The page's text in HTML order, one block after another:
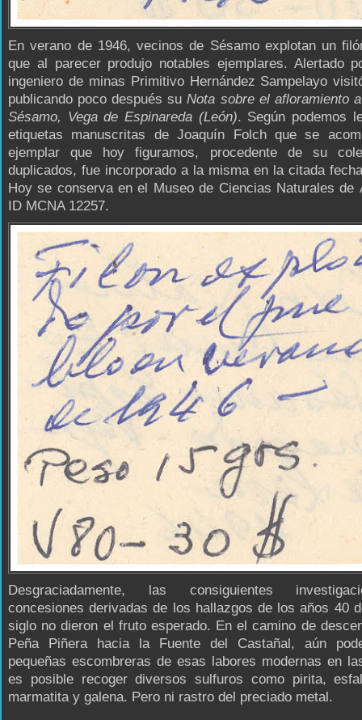
En verano de 1946, vecinos de Sésamo explotan un
que al parecer produjo notables ejemplares. Alertado
ingeniero de minas Primitivo Hernández Sampelayo
publicando poco después suNota sobre el afloramiento
Sésamo, Vega de Espinareda (León). Según podemos
etiquetas manuscritas de Joaquín Folch que se
ejemplar que hoy figuramos, procedente de su
duplicados, fue incorporado a la misma en la citada
Hoy se conserva en el Museo de Ciencias Naturales de
ID MCNA 12257.
Desgraciadamente, las consiguientes
concesiones derivadas de los hallazgos de los años 40
siglo no dieron el fruto esperado. En el camino de
Peña Piñera hacia la Fuente del Castañal, aún
pequeñas escombreras de esas labores modernas en
es posible recoger diversos sulfuros como pirita,
marmatita y galena. Pero ni rastro del preciado metal.